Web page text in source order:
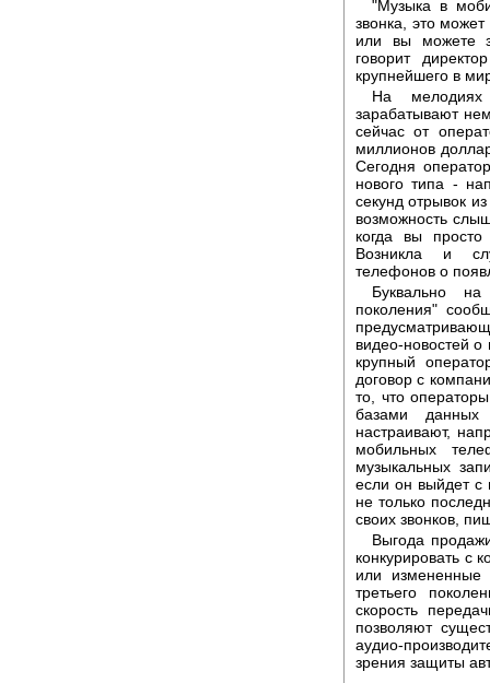
"Музыка в
звонка, это
или вы можете
говорит
крупнейшего в
На
зарабатывают
сейчас от
миллионов
Сегодня
нового типа -
секунд отрывок
возможность
когда вы
Возникла и
телефонов о
Буквально
поколения"
видео-новостей
крупный
договор с
то, что
базами данных
настраивают,
мобильных
музыкальных
если он выйдет с
не только
своих звонков,
Выгода
конкурировать с
или измененные
третьего
скорость
позволяют
аудио-
зрения защиты